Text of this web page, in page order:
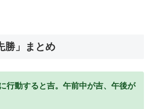
勝」まとめ
行動すると吉。午前中が吉、午後が